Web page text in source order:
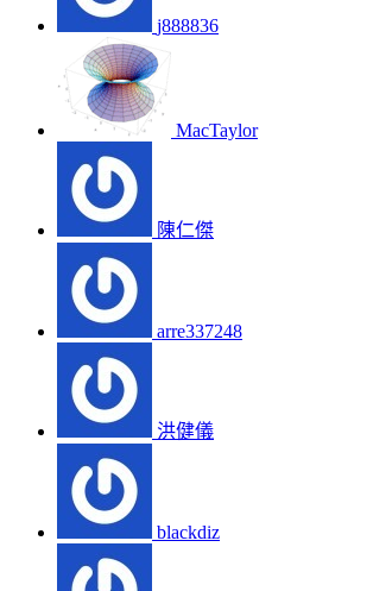
j888836
MacTaylor
陳仁傑
arre337248
洪健儀
blackdiz